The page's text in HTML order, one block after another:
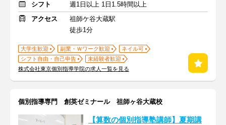
シフト
週1日以上 1日1.5時間以上
アクセス
祖師ケ谷大蔵駅
徒歩1分
大学生歓迎 副業・Ｗワーク歓迎
ネイル可
シフト自由・自己申告
未経験者歓迎
株式会社東京個別指導学院の求人一覧を見る
個別指導専門 創英ゼミナール 祖師ヶ谷大蔵校
【算数の個別指導塾講師】夏期講